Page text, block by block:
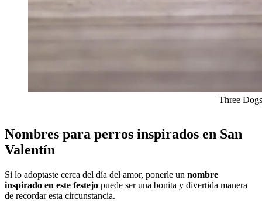
Three
Nombres para perros inspirados en San
Valentín
Si lo adoptaste cerca del día del amor, ponerle un nombre
inspirado en este festejo puede ser una bonita y divertida manera
de recordar esta circunstancia.